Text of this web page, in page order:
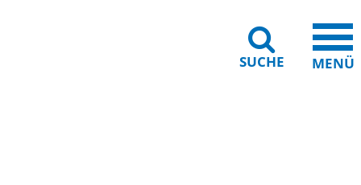
SUCHE MENÜ